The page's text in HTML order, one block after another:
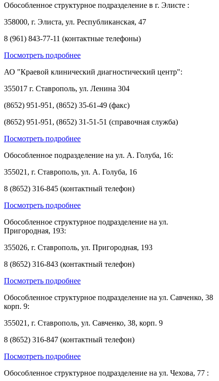
Обособленное структурное подразделение в г. Элисте :
358000, г. Элиста, ул. Республиканская, 47
8 (961) 843-77-11 (контактные телефоны)
Посмотреть подробнее
АО "Краевой клинический диагностический центр":
355017 г. Ставрополь, ул. Ленина 304
(8652) 951-951, (8652) 35-61-49 (факс)
(8652) 951-951, (8652) 31-51-51 (справочная служба)
Посмотреть подробнее
Обособленное подразделение на ул. А. Голуба, 16:
355021, г. Ставрополь, ул. А. Голуба, 16
8 (8652) 316-845 (контактный телефон)
Посмотреть подробнее
Обособленное структурное подразделение на ул.
Пригородная, 193:
355026, г. Ставрополь, ул. Пригородная, 193
8 (8652) 316-843 (контактный телефон)
Посмотреть подробнее
Обособленное структурное подразделение на ул. Савченко, 38
корп. 9:
355021, г. Ставрополь, ул. Савченко, 38, корп. 9
8 (8652) 316-847 (контактный телефон)
Посмотреть подробнее
Обособленное структурное подразделение на ул. Чехова, 77 :